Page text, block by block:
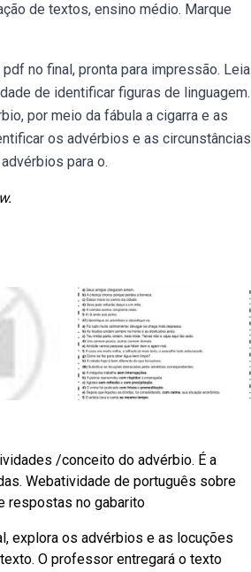
de textos, ensino médio. Marque
no final, pronta para impressão. Leia
de identificar figuras de linguagem.
por meio da fábula a cigarra e as
os advérbios e as circunstâncias
para o.
/conceito do advérbio. É a
Webatividade de português sobre
respostas no gabarito
explora os advérbios e as locuções
O professor entregará o texto